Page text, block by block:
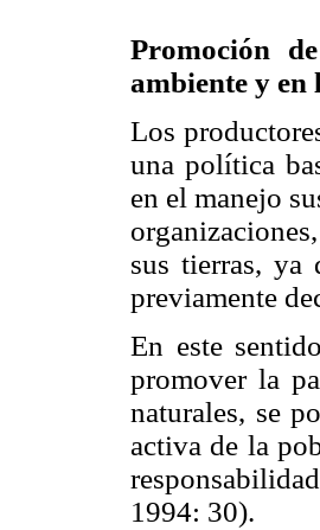
Promoción
ambiente y en
Los
una política
en el manejo
sus tierras, ya
previamente
En este
promover la
naturales, se
activa de la
1994: 30).